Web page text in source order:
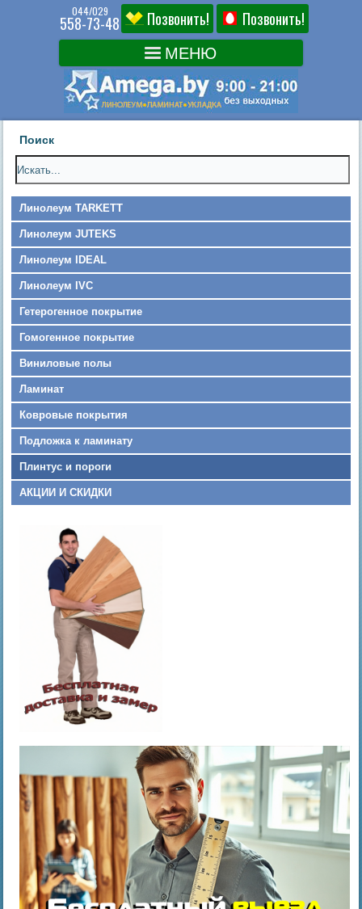
044/029
558-73-48 Позвонить! Позвонить!
Поиск
Линолеум TARKETT
Линолеум JUTEKS
Линолеум IDEAL
Линолеум IVC
Гетерогенное покрытие
Гомогенное покрытие
Виниловые полы
Ламинат
Ковровые покрытия
Подложка к ламинату
Плинтус и пороги
АКЦИИ И СКИДКИ